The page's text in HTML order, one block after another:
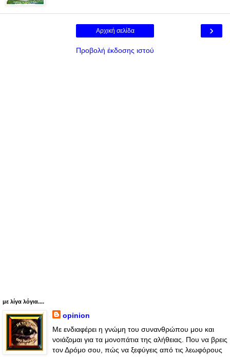
›
Αρχική σελίδα
Προβολή έκδοσης ιστού
με λίγα λόγια....
opinion
Με ενδιαφέρει η γνώμη του συνανθρώπου μου και
νοιάζομαι για τα μονοπάτια της αλήθειας. Που να βρεις
τον Δρόμο σου, πώς να ξεφύγεις από τις λεωφόρους